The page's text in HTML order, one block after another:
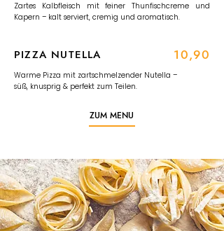
Zartes Kalbfleisch mit feiner Thunfischcreme und
Kapern – kalt serviert, cremig und aromatisch.
PIZZA NUTELLA 10,90
Warme Pizza mit zartschmelzender Nutella –
süß, knusprig & perfekt zum Teilen.
ZUM MENU